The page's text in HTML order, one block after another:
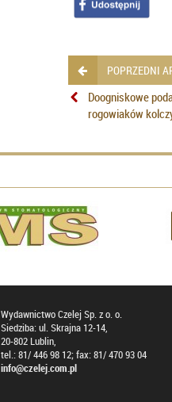
POPRZEDNI
Doogniskowe
rogowiaków
Wydawnictwo Czelej Sp. z o. o.
Siedziba: ul. Skrajna 12-14,
20-802 Lublin,
tel.: 81/ 446 98 12; fax: 81/ 470 93 04
info@czelej.com.pl